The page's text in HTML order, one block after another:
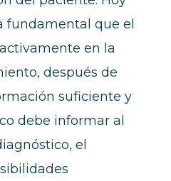
fundamental que el
en la
después de
suficiente y
debe informar al
el